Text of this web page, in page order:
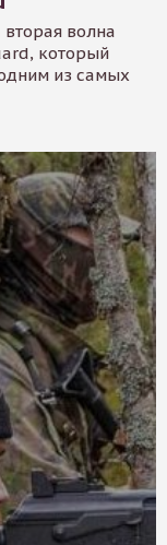
волна
который
из самых